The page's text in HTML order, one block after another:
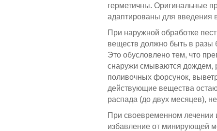
герметичны. Оригинальные
адаптированы для введения
При наружной обработке
веществ должно быть в разы
Это обусловлено тем, что
снаружи смываются дождем,
поливочных форсунок,
действующие вещества
распада (до двух месяцев),
При своевременном лечении
избавление от минирующей